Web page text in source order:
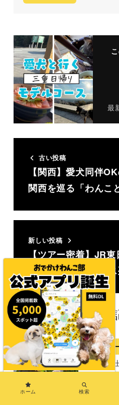
最
古い投稿
【関西】愛犬同伴
関西を巡る「わんこ
新しい投稿
【ツアー密着】JR東
こでOK！ケージレ
関連
モデルコ
【犬とお
大満喫！
ホーム 検索